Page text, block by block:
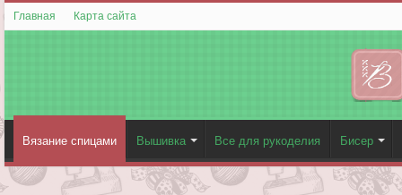
Главная Карта сайта
Вязание спицами Вышивка Все для рукоделия Бисер